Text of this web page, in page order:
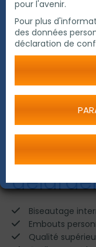
Outils
Biseautage
Embouts
Qualité
pour l'avenir.
Pour plus
des données
déclaration de